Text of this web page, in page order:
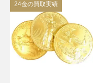
24金の買取実績